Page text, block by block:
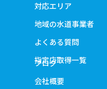
対応エリア
地域の水道事業者
よくある質問
指定店取得一覧
ブログ
会社概要